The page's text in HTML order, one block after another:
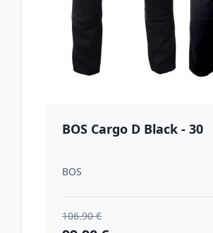
BOS Cargo D Black - 30
BOS
106.90 €